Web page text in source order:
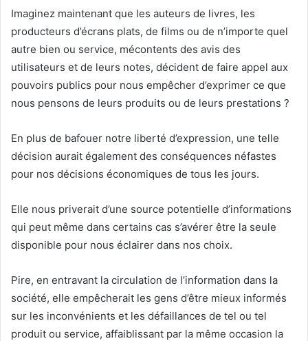
Imaginez maintenant que les auteurs de livres, les
producteurs d’écrans plats, de films ou de n’importe quel
autre bien ou service, mécontents des avis des
utilisateurs et de leurs notes, décident de faire appel aux
pouvoirs publics pour nous empêcher d’exprimer ce que
nous pensons de leurs produits ou de leurs prestations ?
En plus de bafouer notre liberté d’expression, une telle
décision aurait également des conséquences néfastes
pour nos décisions économiques de tous les jours.
Elle nous priverait d’une source potentielle d’informations
qui peut même dans certains cas s’avérer être la seule
disponible pour nous éclairer dans nos choix.
Pire, en entravant la circulation de l’information dans la
société, elle empêcherait les gens d’être mieux informés
sur les inconvénients et les défaillances de tel ou tel
produit ou service, affaiblissant par la même occasion la